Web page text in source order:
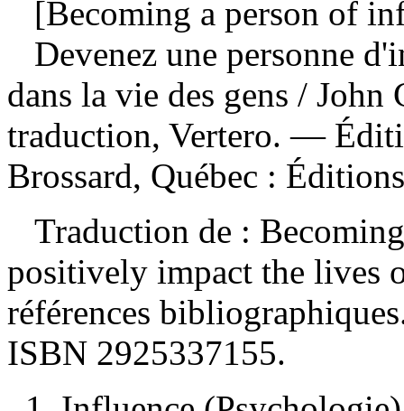
[Becoming a person of
Devenez une personne
dans la vie des gens / John
traduction, Vertero. —
Brossard, Québec :
Traduction de :
positively impact the lives
références
ISBN 2925337155.